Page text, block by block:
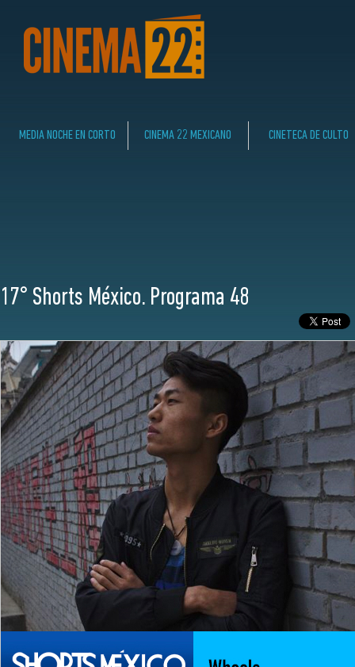
MEDIA NOCHE EN CORTO CINEMA 22 MEXICANO CINETECA DE CULTO
17° Shorts México. Programa 48